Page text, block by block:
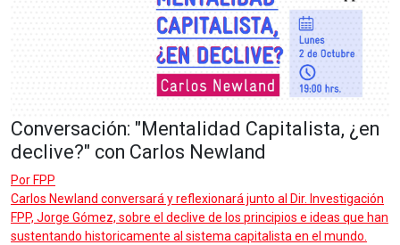
Conversación: "Mentalidad Capitalista, ¿en
declive?" con Carlos Newland
Por FPP
Carlos Newland conversará y reflexionará junto al Dir. Investigación
FPP, Jorge Gómez, sobre el declive de los principios e ideas que han
sustentando historicamente al sistema capitalista en el mundo.